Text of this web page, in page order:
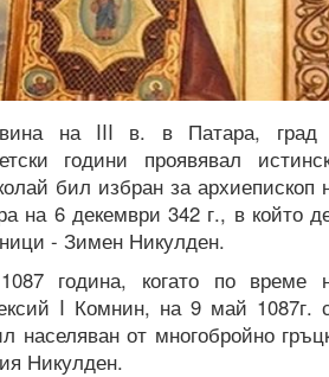
на III в. в Патара, град
години проявявал
бил избран за архиепископ
на 6 декември 342 г., в който
- Зимен Никулден.
година, когато по време
I Комнин, на 9 май 1087г.
населяван от многобройно
Никулден.